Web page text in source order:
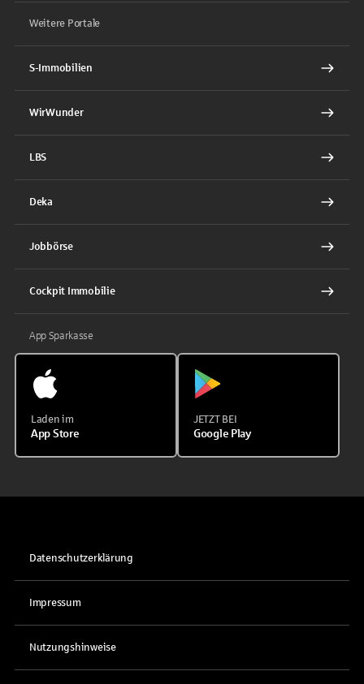
Weitere Portale
S-Immobilien
WirWunder
LBS
Deka
Jobbörse
Cockpit Immobilie
App Sparkasse
Laden im
App Store
JETZT BEI
Google Play
Datenschutzerklärung
Impressum
Nutzungshinweise